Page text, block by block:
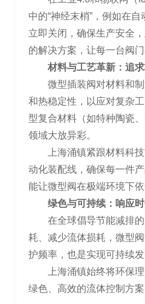
中的“神经末梢”，例如在
立即关闭，确保生产安全
的解决方案，让每一台阀门
材料与工艺革新：追
微型插装阀对材料和
和热稳定性，以应对复杂
型复合材料（如特种陶瓷
领域大放异彩。
上海涌镇紧跟材料科
动化装配线，确保每一件
能让微型阀在极端环境下依
绿色与可持续：响应
在全球倡导节能减排
耗、减少流体损耗，微型
护频率，也是实现可持续发
上海涌镇始终将环保
绿色、高效的流体控制方案